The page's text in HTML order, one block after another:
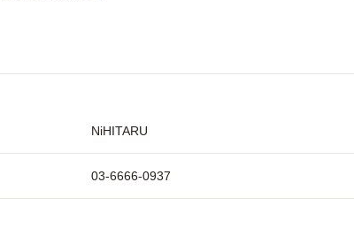
NiHITARU
03-6666-0937